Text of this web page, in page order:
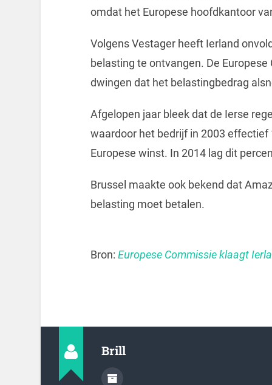
omdat het Europese hoofdkantoor
Volgens Vestager heeft Ierland
belasting te ontvangen. De
dwingen dat het belastingbedrag
Afgelopen jaar bleek dat de Ierse
waardoor het bedrijf in 2003
Europese winst. In 2014 lag dit
Brussel maakte ook bekend dat
belasting moet betalen.
Bron: Europese Commissie klaagt
Brill